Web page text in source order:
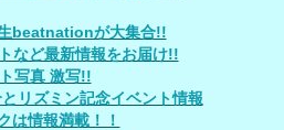
beatnationが大集合!!
など最新情報をお届け!!
写真 激写!!
リズミン記念イベント情報
は情報満載！！